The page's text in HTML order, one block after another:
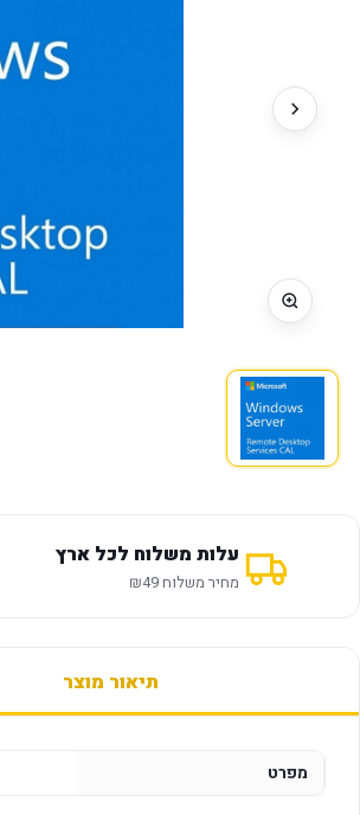
עלות משלוח לכל ארץ
מחיר משלוח ₪49
תיאור מוצר
מפרט